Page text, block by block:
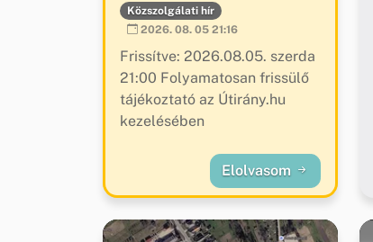
Közszolgálati hír
2026. 08. 05 21:16
Frissítve: 2026.08.05. szerda
21:00 Folyamatosan frissülő
tájékoztató az Útirány.hu
kezelésében
Elolvasom